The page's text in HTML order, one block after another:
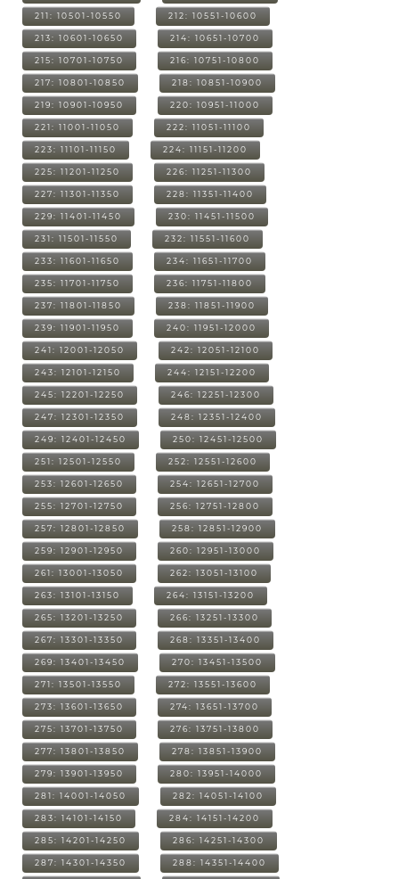
211: 10501-10550 212: 10551-10600
213: 10601-10650 214: 10651-10700
215: 10701-10750 216: 10751-10800
217: 10801-10850 218: 10851-10900
219: 10901-10950 220: 10951-11000
221: 11001-11050 222: 11051-11100
223: 11101-11150 224: 11151-11200
225: 11201-11250 226: 11251-11300
227: 11301-11350 228: 11351-11400
229: 11401-11450 230: 11451-11500
231: 11501-11550 232: 11551-11600
233: 11601-11650 234: 11651-11700
235: 11701-11750 236: 11751-11800
237: 11801-11850 238: 11851-11900
239: 11901-11950 240: 11951-12000
241: 12001-12050 242: 12051-12100
243: 12101-12150 244: 12151-12200
245: 12201-12250 246: 12251-12300
247: 12301-12350 248: 12351-12400
249: 12401-12450 250: 12451-12500
251: 12501-12550 252: 12551-12600
253: 12601-12650 254: 12651-12700
255: 12701-12750 256: 12751-12800
257: 12801-12850 258: 12851-12900
259: 12901-12950 260: 12951-13000
261: 13001-13050 262: 13051-13100
263: 13101-13150 264: 13151-13200
265: 13201-13250 266: 13251-13300
267: 13301-13350 268: 13351-13400
269: 13401-13450 270: 13451-13500
271: 13501-13550 272: 13551-13600
273: 13601-13650 274: 13651-13700
275: 13701-13750 276: 13751-13800
277: 13801-13850 278: 13851-13900
279: 13901-13950 280: 13951-14000
281: 14001-14050 282: 14051-14100
283: 14101-14150 284: 14151-14200
285: 14201-14250 286: 14251-14300
287: 14301-14350 288: 14351-14400